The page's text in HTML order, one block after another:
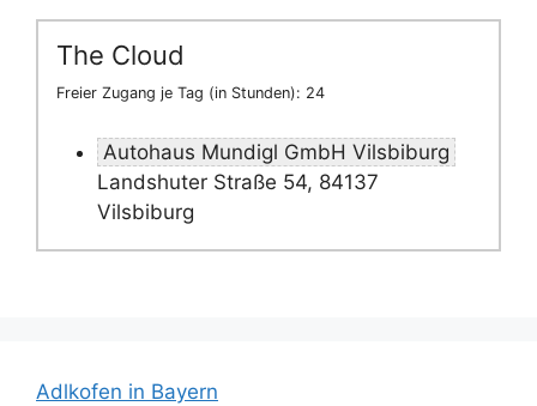
The Cloud
Freier Zugang je Tag (in Stunden): 24
Autohaus Mundigl GmbH Vilsbiburg
Landshuter Straße 54, 84137
Vilsbiburg
Adlkofen in Bayern